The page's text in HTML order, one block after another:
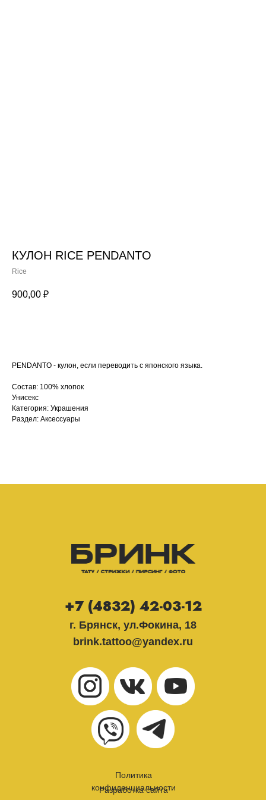
КУЛОН RICE PENDANTO
Rice
900,00 ₽
PENDANTO - кулон, если переводить с японского языка.
Состав: 100% хлопок
Унисекс
Категория: Украшения
Раздел: Аксессуары
г. Брянск, ул.Фокина, 18
brink.tattoo@yandex.ru
+7 (4832) 42-03-12
Политика
конфиденциальности
Разработка сайта